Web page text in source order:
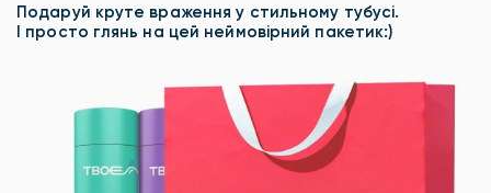
Подаруй круте враження у стильному тубусі.
І просто глянь на цей неймовірний пакетик:)